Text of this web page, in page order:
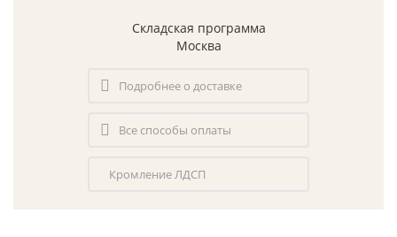
Складская программа
Москва
Подробнее о доставке
Все способы оплаты
Кромление ЛДСП